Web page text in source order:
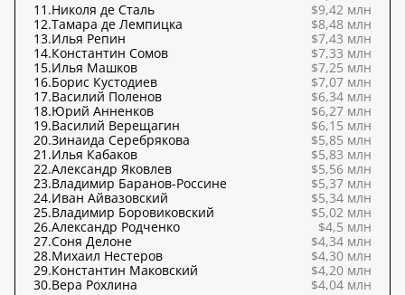
11.Николя де Сталь
$9,42 млн
12.Тамара де Лемпицка
$8,48 млн
13.Илья Репин
$7,43 млн
14.Константин Сомов
$7,33 млн
15.Илья Машков
$7,25 млн
16.Борис Кустодиев
$7,07 млн
17.Василий Поленов
$6,34 млн
18.Юрий Анненков
$6,27 млн
19.Василий Верещагин
$6,15 млн
20.Зинаида Серебрякова
$5,85 млн
21.Илья Кабаков
$5,83 млн
22.Александр Яковлев
$5,56 млн
23.Владимир Баранов-Россине
$5,37 млн
24.Иван Айвазовский
$5,34 млн
25.Владимир Боровиковский
$5,02 млн
26.Александр Родченко
$4,5 млн
27.Соня Делоне
$4,34 млн
28.Михаил Нестеров
$4,30 млн
29.Константин Маковский
$4,20 млн
30.Вера Рохлина $4,04 млн